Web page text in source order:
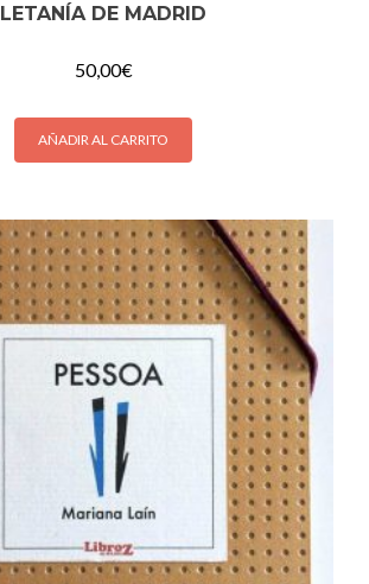
LETANÍA DE MADRID
50,00€
AÑADIR AL CARRITO